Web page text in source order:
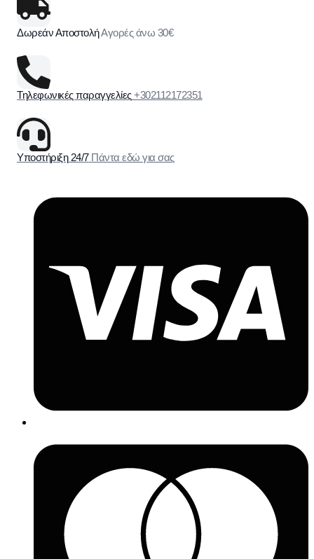
Δωρεάν ΑποστολήΑγορές άνω 30€
Τηλεφωνικές παραγγελίες +302112172351
Υποστήριξη 24/7 Πάντα εδώ για σας